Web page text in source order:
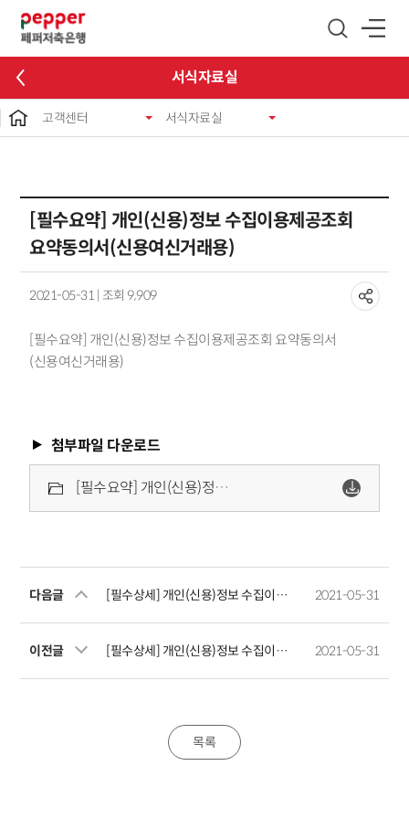
서식자료실
고객센터 서식자료실
[필수요약] 개인(신용)정보 수집이용제공조회
요약동의서(신용여신거래용)
2021-05-31 | 조회 9,909
[필수요약] 개인(신용)정보 수집이용제공조회 요약동의서
(신용여신거래용)
첨부파일 다운로드
[필수요약] 개인(신용)정보 수집이용제공조회 요약동의서(신용여신거래용).pdf
다음글 [필수상세] 개인(신용)정보 수집이용제공 동의서(신용여신거래용) 2021-05-31
이전글 [필수상세] 개인(신용)정보 수집이용제공조회 동의서(신용여신거래용) 2021-05-31
목록